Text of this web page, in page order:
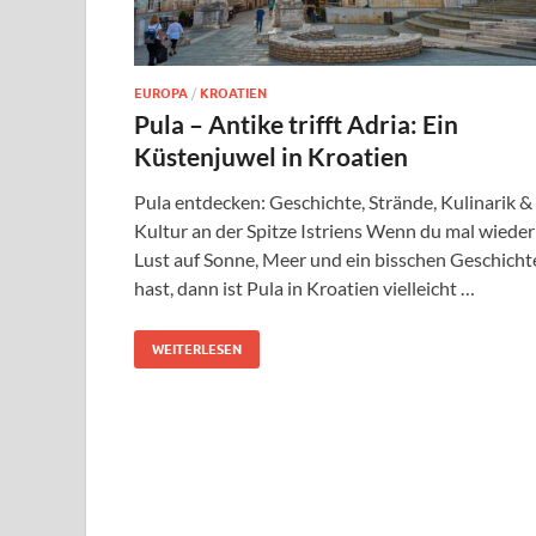
EUROPA / KROATIEN
Pula – Antike trifft Adria: Ein
Küstenjuwel in Kroatien
Pula entdecken: Geschichte, Strände, Kulinarik &
Kultur an der Spitze Istriens Wenn du mal wieder
Lust auf Sonne, Meer und ein bisschen
hast, dann ist Pula in Kroatien vielleicht …
WEITERLESEN